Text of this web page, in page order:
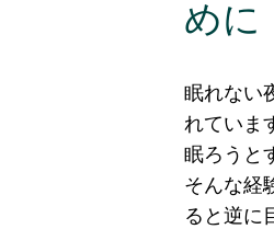
めに
眠れない
れていま
眠ろうと
そんな経
ると逆に